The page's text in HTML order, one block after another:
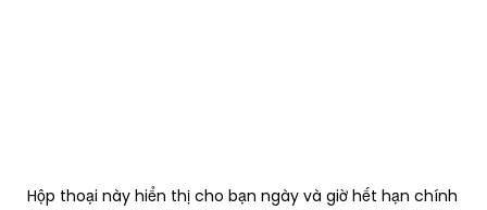
Hộp thoại này hiển thị cho bạn ngày và giờ hết hạn chính